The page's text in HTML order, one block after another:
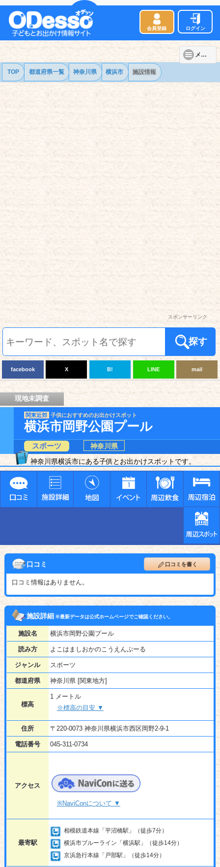
会員登録 ログイン
メニュー
TOP 都道府県一覧 神奈川県 横浜市 施設情報
スポンサーリンク
探す
facebook X B! LINE mail
現地未調査
関東近郊 子供におすすめのお出かけスポット
横浜市岡野公園プール
スポーツ
神奈川県
神奈川県横浜市にある子供とお出かけスポットです。
口コミ 口コミを書く
口コミ情報はありません。
施設詳細※最新データは公式ホームページでご確認ください。
施設名 横浜市岡野公園プール
読み方 よこはましおかのこうえんぷーる
ジャンル スポーツ
都道府県 神奈川県 [関東地方]
標高
1 メートル
※標高の目安 ▼
住所 〒220-0073 神奈川県横浜市西区岡野2-9-1
電話番号 045-311-0734
アクセス
※NaviConについて ▼
最寄駅
相模鉄道本線「平沼橋駅」（徒歩7分）
横浜市ブルーライン「横浜駅」（徒歩14分）
京浜急行本線「戸部駅」（徒歩14分）